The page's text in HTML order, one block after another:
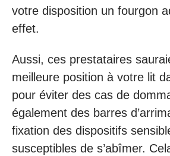
votre disposition un fourgon
effet.
Aussi, ces prestataires
meilleure position à votre lit
pour éviter des cas de
également des barres
fixation des dispositifs
susceptibles de s’abîmer.